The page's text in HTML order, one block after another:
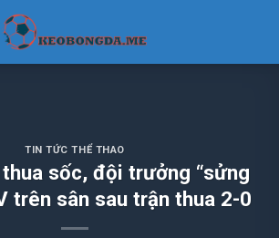
TIN TỨC THỂ THAO
sốc, đội trưởng “sửng
trên sân sau trận thua 2-0